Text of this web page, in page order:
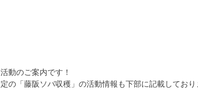
動のご案内です！
の「藤阪ソバ収穫」の活動情報も下部に記載してお